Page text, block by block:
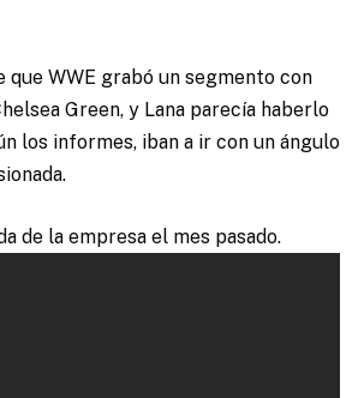
que WWE grabó un segmento con
Green, y Lana parecía haberlo
los informes, iban a ir con un ángulo
de la empresa el mes pasado.